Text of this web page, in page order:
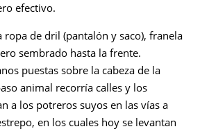
efectivo.
ropa de dril (pantalón y saco), franela
sembrado hasta la frente.
puestas sobre la cabeza de la
animal recorría calles y los
a los potreros suyos en las vías a
en los cuales hoy se levantan